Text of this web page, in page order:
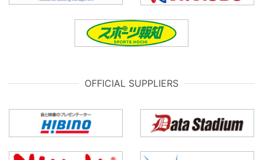
OFFICIAL SUPPLIERS